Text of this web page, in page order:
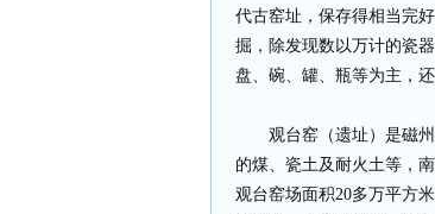
代古窑址，保存得相当完
掘，除发现数以万计的瓷
盘、碗、罐、瓶等为主，还
观台窑（遗址）是磁
的煤、瓷土及耐火土等，
观台窑场面积20多万平方